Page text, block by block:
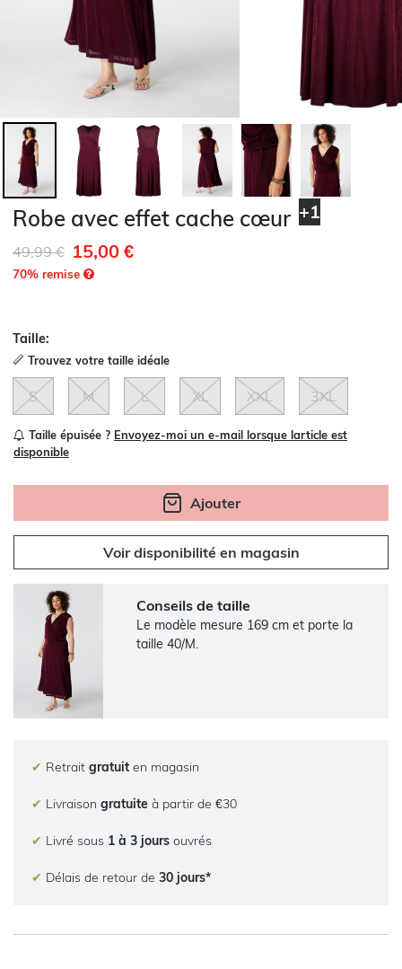
+1
Robe avec effet cache cœur
Remise de
49,99 €à 15,00 €
70% remise
Taille:
Trouvez votre taille idéale
S M L XL XXL 3XL
Taille épuisée ? Envoyez-moi un e-mail lorsque larticle est
disponible
Ajouter
Voir disponibilité en magasin
Conseils de taille
Le modèle mesure 169 cm et porte la
taille 40/M.
✔ Retrait gratuit en magasin
✔ Livraison gratuite à partir de €30
✔ Livré sous 1 à 3 jours ouvrés
✔ Délais de retour de 30 jours*